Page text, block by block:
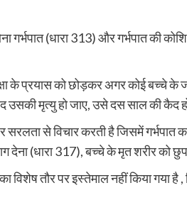
गर्भपात (धारा 313) और गर्भपात की
के प्रयास को छोड़कर अगर कोई बच्चे
उसकी मृत्यु हो जाए, उसे दस साल की कैद
से विचार करती है जिसमें गर्भपात
देना (धारा 317), बच्चे के मृत शरीर को
विशेष तौर पर इस्तेमाल नहीं किया गया है